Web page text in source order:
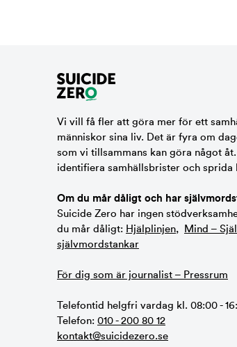
Vi vill få fler att göra mer för ett
människor sina liv. Det är fyra om
som vi tillsammans kan göra något
identifiera samhällsbrister och
Om du mår dåligt och har
Suicide Zero har ingen
du mår dåligt: Hjälplinjen, Mind –
självmordstankar
För dig som är journalist – Pressrum
Telefontid helgfri vardag kl. 08:00 -
Telefon: 010 - 200 80 12
kontakt@suicidezero.se